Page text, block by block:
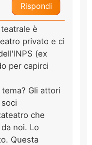
Rispondi
è
privato e ci
(ex
per capirci
Gli attori
che
noi. Lo
Questa